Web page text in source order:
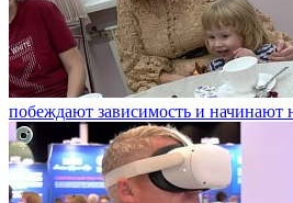
побеждают зависимость и начинают